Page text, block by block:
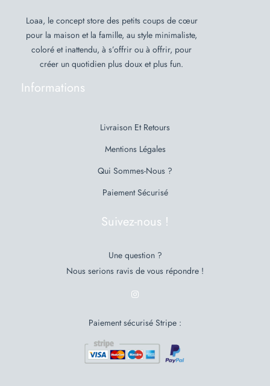
Loaa, le concept store des petits coups de cœur
pour la maison et la famille, au style minimaliste,
coloré et inattendu, à s’offrir ou à offrir, pour
créer un quotidien plus doux et plus fun.
Informations
Livraison Et Retours
Mentions Légales
Qui Sommes-Nous ?
Paiement Sécurisé
Suivez-nous !
Une question ?
Nous serions ravis de vous répondre !
Paiement sécurisé Stripe :